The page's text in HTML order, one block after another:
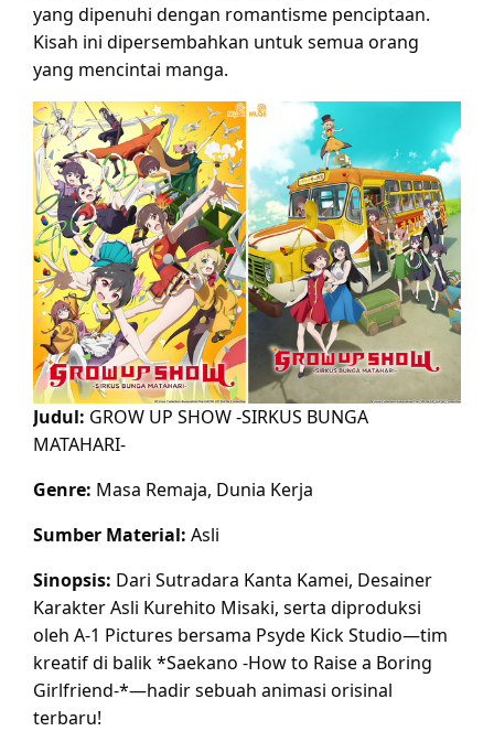
yang dipenuhi dengan romantisme penciptaan.
Kisah ini dipersembahkan untuk semua orang
yang mencintai manga.
Judul: GROW UP SHOW -SIRKUS BUNGA
MATAHARI-
Genre: Masa Remaja, Dunia Kerja
Sumber Material: Asli
Sinopsis: Dari Sutradara Kanta Kamei, Desainer
Karakter Asli Kurehito Misaki, serta diproduksi
oleh A-1 Pictures bersama Psyde Kick Studio—tim
kreatif di balik *Saekano -How to Raise a Boring
Girlfriend-*—hadir sebuah animasi orisinal
terbaru!